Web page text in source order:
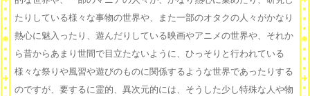
たりしている様々な事物の世界や、また一部のオタクの人々がかなり
熱心に魅入ったり、遊んだりしている映画やアニメの世界や、それか
ら昔からあまり世間で目立たないように、ひっそりと行われている
様々な祭りや風習や遊びのものに関係するような世界であったりする
のですが、要するに霊的、異次元的には、そうした少し特殊な人や物